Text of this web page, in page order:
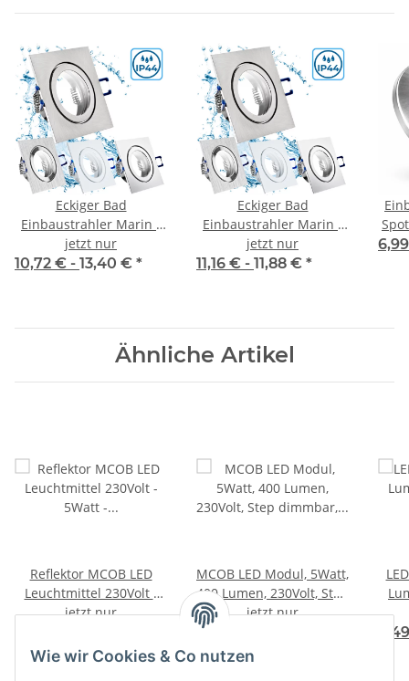
Wie wir Cookies & Co nutzen
Eckiger Bad
Einbaustrahler Marin /
12Volt / IP44 / Ohne LED
Leuchtmittel
jetzt nur
10,72 € - 13,40 € *
Eckiger Bad
Einbaustrahler Marin /
230Volt / IP44 / Ohne
LED Leuchtmittel
jetzt nur
11,16 € - 11,88 € *
Ähnliche Artikel
Reflektor MCOB LED
Leuchtmittel 230Volt -
5Watt - WARMWEISS -
Gu10 - 36° Leuchtwinkel
jetzt nur
MCOB LED Modul, 5Watt,
400 Lumen, 230Volt, Step
dimmbar, Warmweiß,
jetzt nur
9,50 €